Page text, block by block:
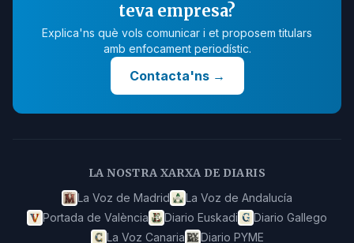
teva empresa?
Explica'ns què vols comunicar i et proposem titulars
amb enfocament periodístic.
Contacta'ns→
LA NOSTRA XARXA DE DIARIS
La Voz de Madrid
La Voz de Andalucía
Portada de València
Diario Euskadi
Diario Gallego
La Voz Canaria
Diario PYME